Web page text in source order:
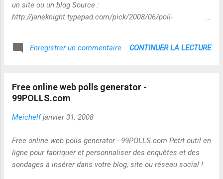
un site ou un blog Source :
http://janeknight.typepad.com/pick/2008/06/poll-
Enregistrer un commentaire CONTINUER LA LECTURE
Free online web polls generator -
99POLLS.com
Meichelf janvier 31, 2008
Free online web polls generator - 99POLLS.com Petit outil en
ligne pour fabriquer et personnaliser des enquêtes et des
sondages à insérer dans votre blog, site ou réseau social !